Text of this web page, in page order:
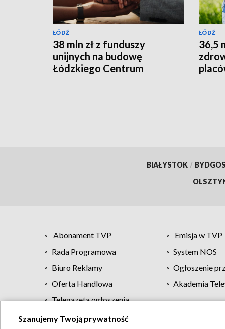
ŁÓDŹ
38 mln zł z funduszy
unijnych na budowę
Łódzkiego Centrum
ŁÓDŹ
36,5
BIAŁYSTOK /
Abonament TVP Emisja w TVP
Rada Programowa
System NOS
Biuro Reklamy
Ogłoszenie
Oferta Handlowa
Akademia
Telegazeta ogłoszenia
Szanujemy Twoją prywatność